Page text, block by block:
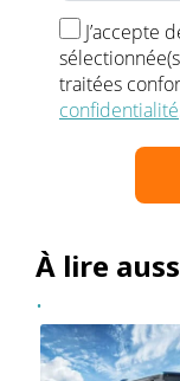
J’accepte
traitées
confidentialité
À lire